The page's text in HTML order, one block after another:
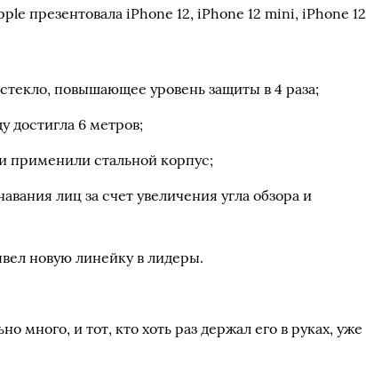
презентовала iPhone 12, iPhone 12 mini, iPhone 12
повышающее уровень защиты в 4 раза;
достигла 6 метров;
применили стальной корпус;
лиц за счет увеличения угла обзора и
новую линейку в лидеры.
много, и тот, кто хоть раз держал его в руках, уже